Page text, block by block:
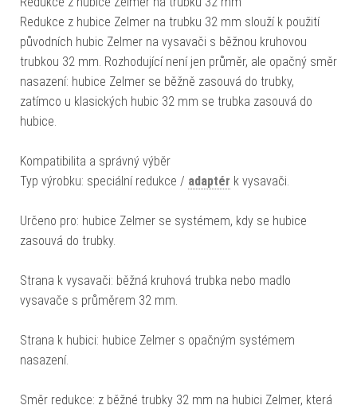
Redukce z hubice Zelmer na trubku 32 mm slouží k použití
původních hubic Zelmer na vysavači s běžnou kruhovou
trubkou 32 mm. Rozhodující není jen průměr, ale opačný směr
nasazení: hubice Zelmer se běžně zasouvá do trubky,
zatímco u klasických hubic 32 mm se trubka zasouvá do
hubice.
Kompatibilita a správný výběr
Typ výrobku: speciální redukce / adaptér k vysavači.
Určeno pro: hubice Zelmer se systémem, kdy se hubice
zasouvá do trubky.
Strana k vysavači: běžná kruhová trubka nebo madlo
vysavače s průměrem 32 mm.
Strana k hubici: hubice Zelmer s opačným systémem
nasazení.
Směr redukce: z běžné trubky 32 mm na hubici Zelmer, která